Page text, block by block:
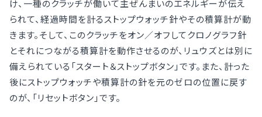
け、一種のクラッチが働いて主ぜんまいのエネルギーが伝え
られて、経過時間を計るストップウォッチ針やその積算計が動
きます。そして、このクラッチをオン／オフしてクロノグラフ針
とそれにつながる積算計を動作させるのが、リュウズとは別に
備えられている「スタート＆ストップボタン」です。また、計った
後にストップウォッチや積算計の針を元のゼロの位置に戻す
のが、「リセットボタン」です。